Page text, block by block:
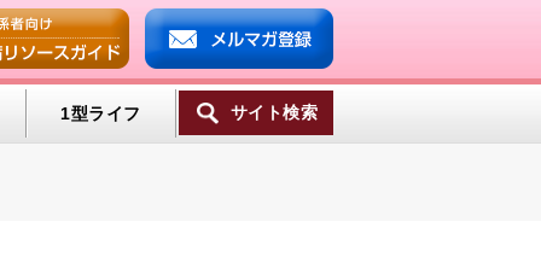
1型ライフ サイト検索